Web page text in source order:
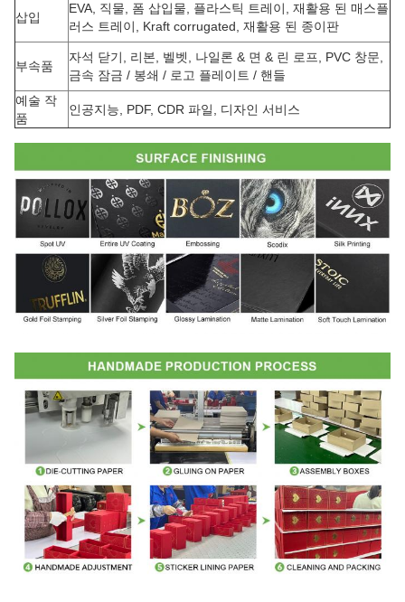
삽입
EVA, 직물, 폼 삽입물, 플라스틱 트레이, 재활용 된 매스플
러스 트레이, Kraft corrugated, 재활용 된 종이판
부속품
자석 닫기, 리본, 벨벳, 나일론 & 면 & 린 로프, PVC 창문,
금속 잠금 / 봉쇄 / 로고 플레이트 / 핸들
예술 작
품
인공지능, PDF, CDR 파일, 디자인 서비스